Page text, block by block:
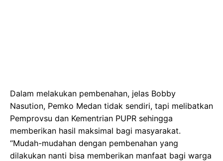
Dalam melakukan pembenahan, jelas Bobby
Nasution, Pemko Medan tidak sendiri, tapi melibatkan
Pemprovsu dan Kementrian PUPR sehingga
memberikan hasil maksimal bagi masyarakat.
“Mudah-mudahan dengan pembenahan yang
dilakukan nanti bisa memberikan manfaat bagi warga